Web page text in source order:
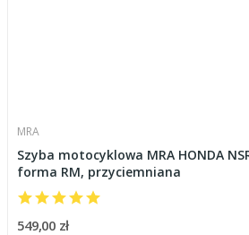
MRA
Szyba motocyklowa MRA HONDA
forma RM, przyciemniana
549,00 zł